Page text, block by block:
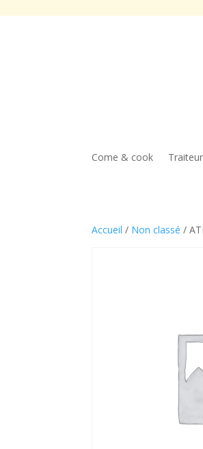
Come & cook Traiteur
Accueil / Non classé /